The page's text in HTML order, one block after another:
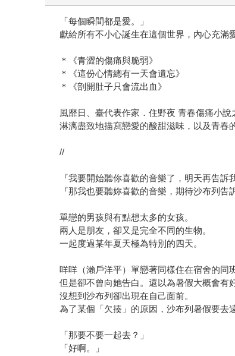
「每個瞬間都是愛。」
獻給所有不小心誕生在這個世界，內心充
＊《青澀的傷痛與脆弱》
＊《這份心情總有一天會遺忘》
＊《剖開肚子只會流出血》
風靡日、臺代表作家．住野夜 青春傷痛小說
淋漓盡致地描寫戀愛的酸甜滋味，以及青春
//
『我要開始聽你喜歡的音樂了，明天再告訴
『那我也要聽妳喜歡的音樂，期待沙布列告
單戀的男孩與有點想太多的女孩。
兩人是朋友，卻又是完全不同的生物。
一起度過某年夏天極為特別的四天。
咩咩（瀨戶洋平）單戀著同樣住在宿舍的同
但是卻不曾向她告白。還以為暑假大概會有
沒想到沙布列卻出現在自己面前。
為了某個「欠揍」的原因，沙布列暑假要去
「那要不要一起去？」
「好啊。」